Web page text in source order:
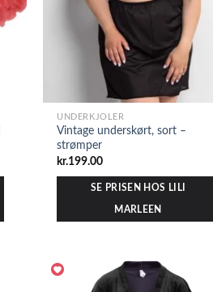
UNDERKJOLER
Vintage underskørt, sort –
strømper
kr.199.00
SE PRISEN HOS LILI
MARLEEN